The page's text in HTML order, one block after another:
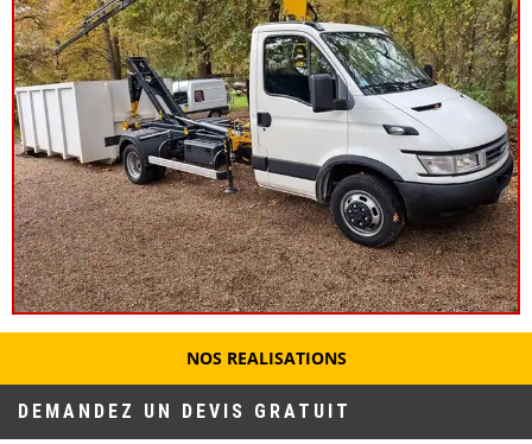
NOS REALISATIONS
DEMANDEZ UN DEVIS GRATUIT